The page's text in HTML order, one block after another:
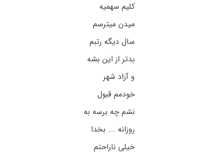
کلیم سهمیه
میدن میترسم
سال دیگه رتبم
بدتر از این بشه
و آزاد شهر
خودمم قبول
نشم چه برسه به
روزانه …. بخدا
خیلی ناراحتم